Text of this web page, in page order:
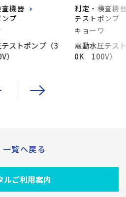
機器
プ
ストポンプ（3
測定・検査機
テストポンプ
キョーワ
電動水圧テス
0K 100V）
一覧へ戻る
ルご利用案内